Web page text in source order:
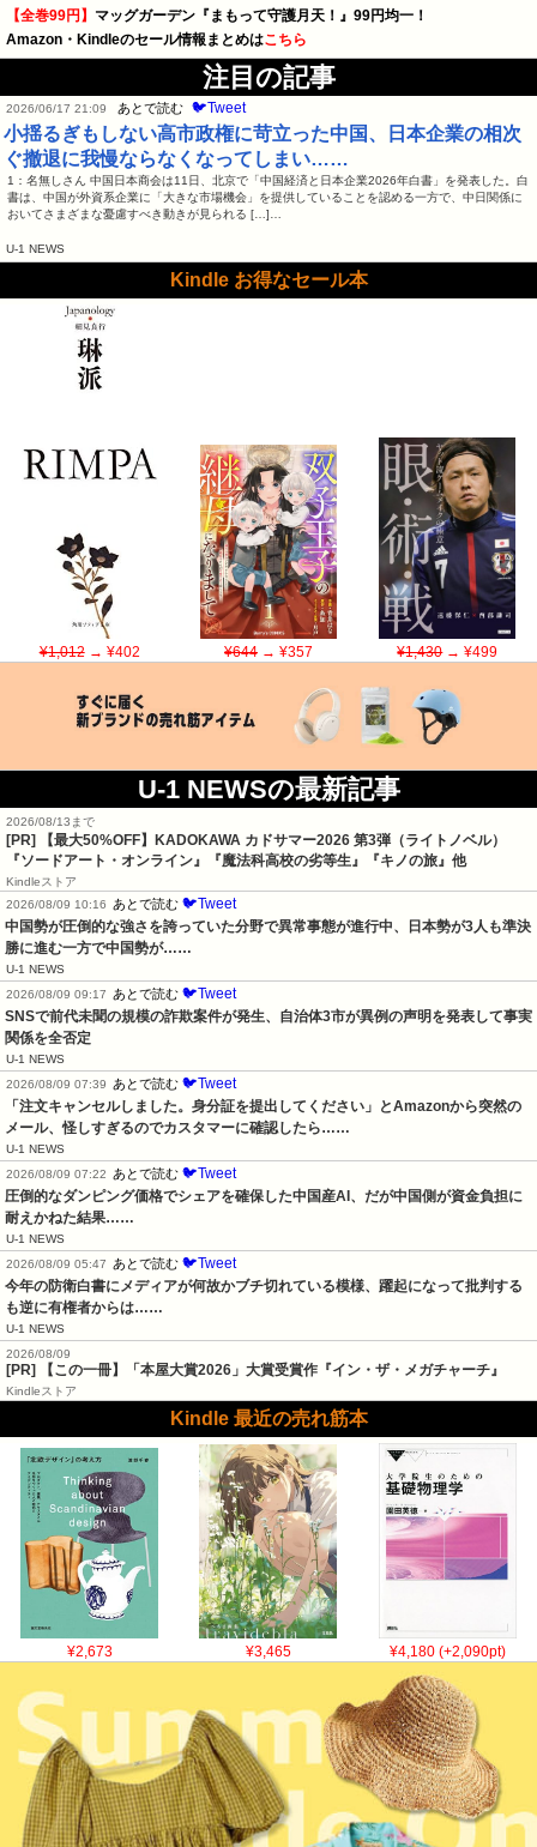
【全巻99円】 マッグガーデン『まもって守護月天！』99円均一！
Amazon・Kindleのセール情報まとめはこちら
注目の記事
2026/06/17 21:09 あとで読む 🐦Tweet
小揺るぎもしない高市政権に苛立った中国、日本企業の相次
ぐ撤退に我慢ならなくなってしまい……
1：名無しさん 中国日本商会は11日、北京で「中国経済と日本企業2026年白書」を発表した。白
書は、中国が外資系企業に「大きな市場機会」を提供していることを認める一方で、中日関係に
おいてさまざまな憂慮すべき動きが見られる […]…
U-1 NEWS
Kindle お得なセール本
¥1,012→ ¥402 ¥644→ ¥357 ¥1,430→ ¥499
U-1 NEWSの最新記事
2026/08/13まで
[PR]
【最大50%OFF】KADOKAWA カドサマー2026 第3弾（ライトノベル）
『ソードアート・オンライン』『魔法科高校の劣等生』『キノの旅』他
Kindleストア
2026/08/09 10:16
あとで読む 🐦Tweet
中国勢が圧倒的な強さを誇っていた分野で異常事態が進行中、日本勢が3人も準決
勝に進む一方で中国勢が……
U-1 NEWS
2026/08/09 09:17
あとで読む 🐦Tweet
SNSで前代未聞の規模の詐欺案件が発生、自治体3市が異例の声明を発表して事実
関係を全否定
U-1 NEWS
2026/08/09 07:39
あとで読む 🐦Tweet
「注文キャンセルしました。身分証を提出してください」とAmazonから突然の
メール、怪しすぎるのでカスタマーに確認したら……
U-1 NEWS
2026/08/09 07:22
あとで読む 🐦Tweet
圧倒的なダンピング価格でシェアを確保した中国産AI、だが中国側が資金負担に
耐えかねた結果……
U-1 NEWS
2026/08/09 05:47
あとで読む 🐦Tweet
今年の防衛白書にメディアが何故かブチ切れている模様、躍起になって批判する
も逆に有権者からは……
U-1 NEWS
2026/08/09
[PR] 【この一冊】「本屋大賞2026」大賞受賞作『イン・ザ・メガチャーチ』
Kindleストア
Kindle 最近の売れ筋本
¥2,673 ¥3,465 ¥4,180 (+2,090pt)